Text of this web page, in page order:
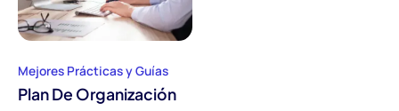
Mejores Prácticas y Guías
Plan De Organización